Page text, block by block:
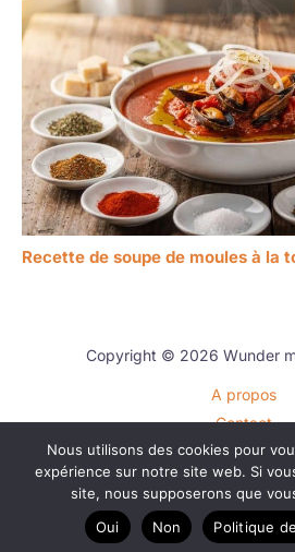
Recette de soupe de moules à la
Copyright © 2026 Wunder
A propos
Contact
Plan du site
Mentions
Politique de
Nous utilisons des cookies pour
expérience sur notre site web. Si
site, nous supposerons que
Oui
Non Politique